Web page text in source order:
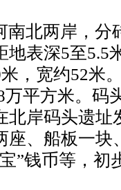
北两岸，分
表深5至5.5
，宽约52米
平方米。码
北岸码头遗址
座、船板一块
”钱币等，